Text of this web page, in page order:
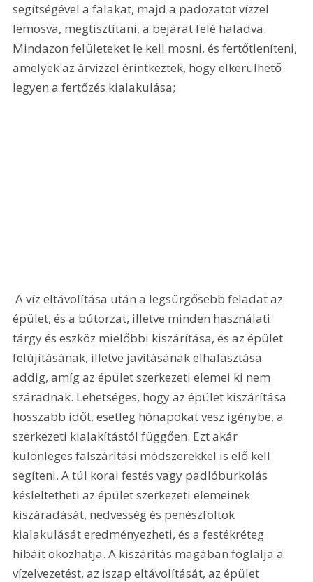
segítségével a falakat, majd a padozatot vízzel
lemosva, megtisztítani, a bejárat felé haladva.
Mindazon felületeket le kell mosni, és fertőtleníteni,
amelyek az árvízzel érintkeztek, hogy elkerülhető
legyen a fertőzés kialakulása;
A víz eltávolítása után a legsürgősebb feladat az
épület, és a bútorzat, illetve minden használati
tárgy és eszköz mielőbbi kiszárítása, és az épület
felújításának, illetve javításának elhalasztása
addig, amíg az épület szerkezeti elemei ki nem
száradnak. Lehetséges, hogy az épület kiszárítása
hosszabb időt, esetleg hónapokat vesz igénybe, a
szerkezeti kialakítástól függően. Ezt akár
különleges falszárítási módszerekkel is elő kell
segíteni. A túl korai festés vagy padlóburkolás
késleltetheti az épület szerkezeti elemeinek
kiszáradását, nedvesség és penészfoltok
kialakulását eredményezheti, és a festékréteg
hibáit okozhatja. A kiszárítás magában foglalja a
vízelvezetést, az iszap eltávolítását, az épület